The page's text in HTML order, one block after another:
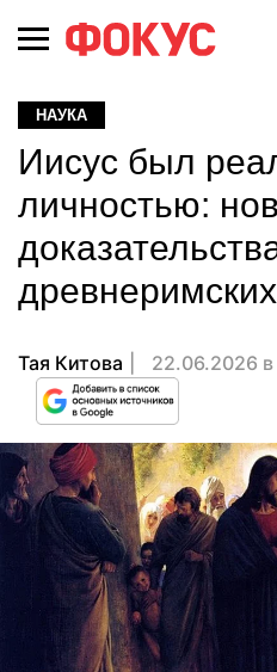
НАУКА
Иисус был
личностью:
Тая Китова 22.06.2026 в